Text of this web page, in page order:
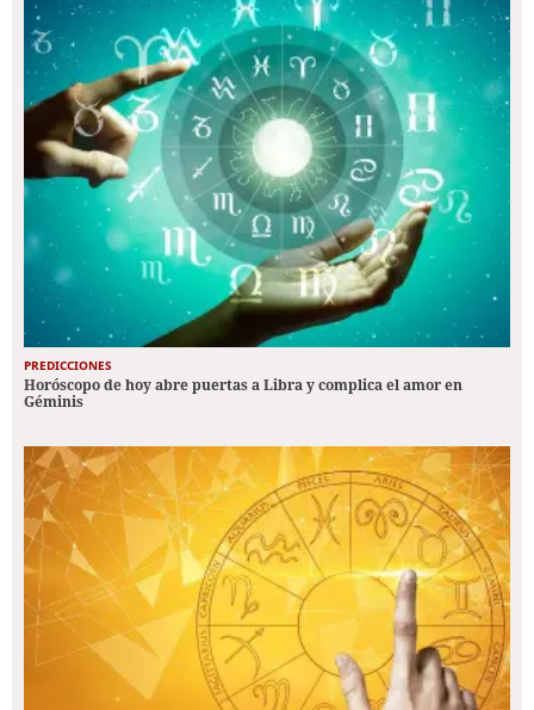
PREDICCIONES
Horóscopo de hoy abre puertas a Libra y complica el amor en
Géminis